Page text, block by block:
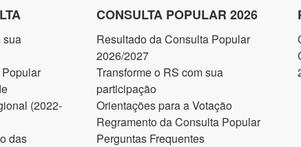
sua
(2022-
das
CONSULTA POPULAR 2026
Resultado da Consulta Popular
2026/2027
Transforme o RS com sua
participação
Orientações para a Votação
Regramento da Consulta Popular
Perguntas Frequentes